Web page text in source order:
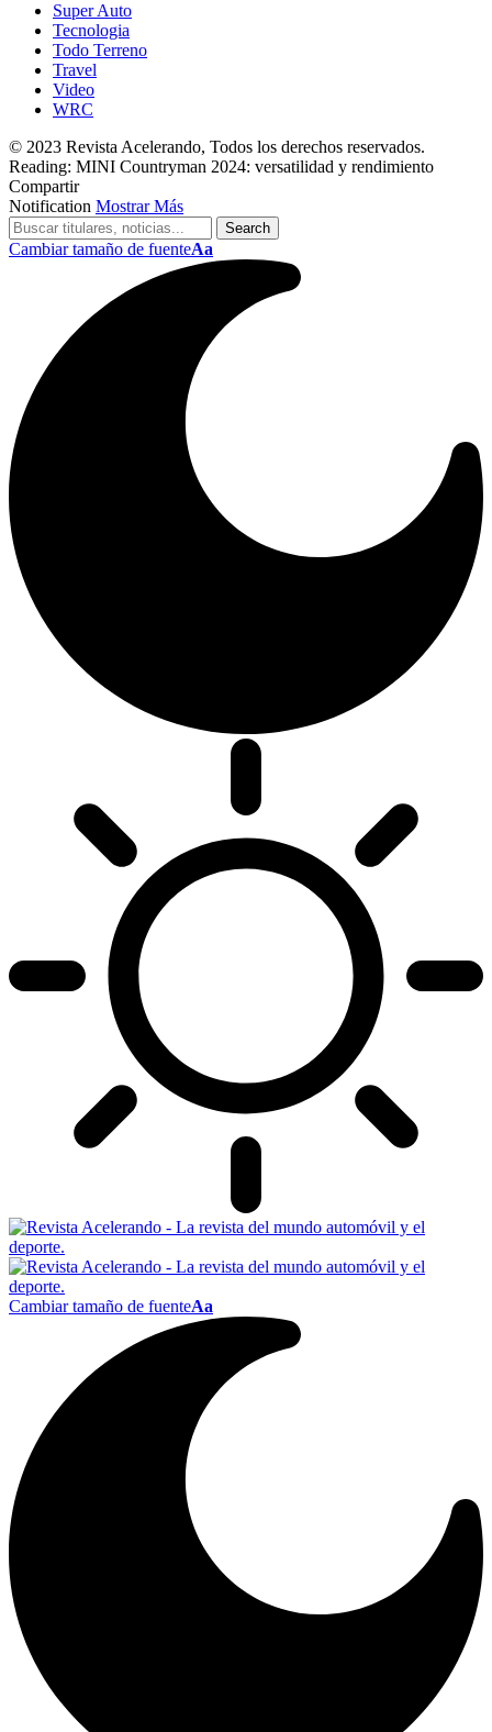
Super Auto
Tecnologia
Todo Terreno
Travel
Video
WRC
© 2023 Revista Acelerando, Todos los derechos reservados.
Reading: MINI Countryman 2024: versatilidad y rendimiento
Compartir
Notification Mostrar Más
Cambiar tamaño de fuenteAa
Cambiar tamaño de fuenteAa